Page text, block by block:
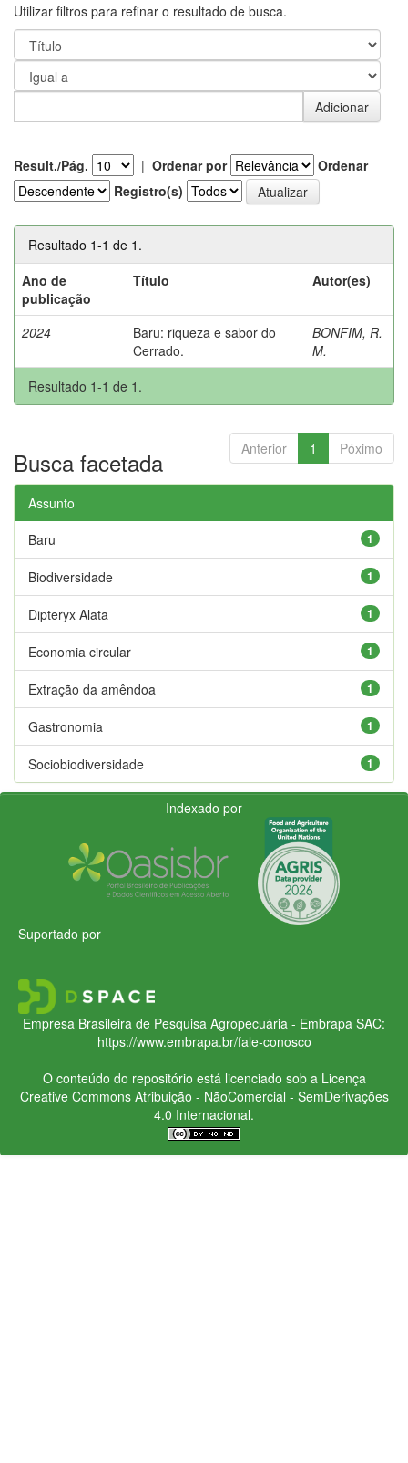
Utilizar filtros para refinar o resultado de busca.
Result./Pág. | Ordenar por
Ordenar
Registro(s)
Resultado 1-1 de 1.
Ano de
publicação
Título Autor(es)
2024
Baru: riqueza e sabor do
Cerrado.
BONFIM, R.
M.
Resultado 1-1 de 1.
Anterior 1 Póximo
Busca facetada
Assunto
1
Baru
1
Biodiversidade
1
Dipteryx Alata
1
Economia circular
1
Extração da amêndoa
1
Gastronomia
1
Sociobiodiversidade
Indexado por
Suportado por
Empresa Brasileira de Pesquisa Agropecuária - Embrapa SAC:
https://www.embrapa.br/fale-conosco
O conteúdo do repositório está licenciado sob a Licença
Creative CommonsAtribuição - NãoComercial - SemDerivações
4.0 Internacional.